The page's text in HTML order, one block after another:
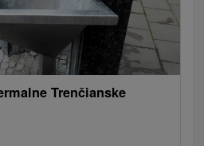
Trenčianske